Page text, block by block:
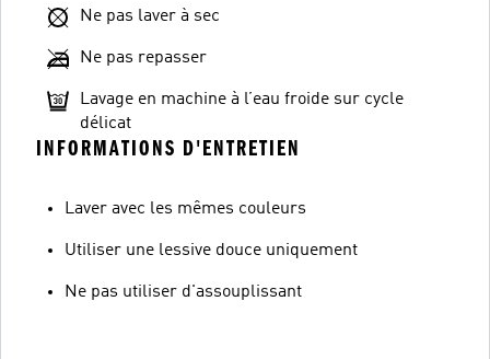
Ne pas laver à sec
Ne pas repasser
Lavage en machine à l’eau froide sur cycle
délicat
INFORMATIONS D'ENTRETIEN
Laver avec les mêmes couleurs
Utiliser une lessive douce uniquement
Ne pas utiliser d'assouplissant